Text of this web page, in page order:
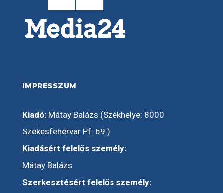
IMPRESSZUM
Kiadó:Mátay Balázs (Székhelye: 8000
Székesfehérvár Pf: 69.)
Kiadásért felelős személy:
Mátay Balázs
Szerkesztésért felelős személy: